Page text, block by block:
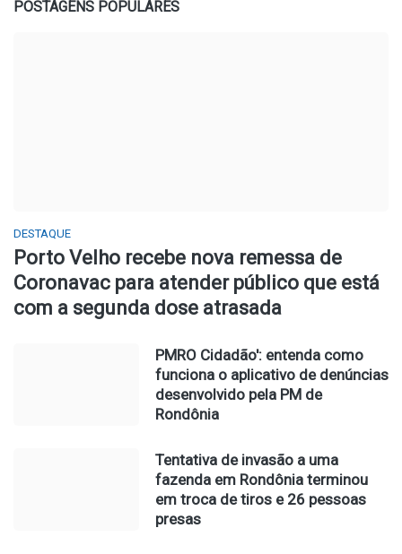
POSTAGENS POPULARES
DESTAQUE
Porto Velho recebe nova remessa de
Coronavac para atender público que está
com a segunda dose atrasada
PMRO Cidadão': entenda como
funciona o aplicativo de denúncias
desenvolvido pela PM de
Rondônia
Tentativa de invasão a uma
fazenda em Rondônia terminou
em troca de tiros e 26 pessoas
presas